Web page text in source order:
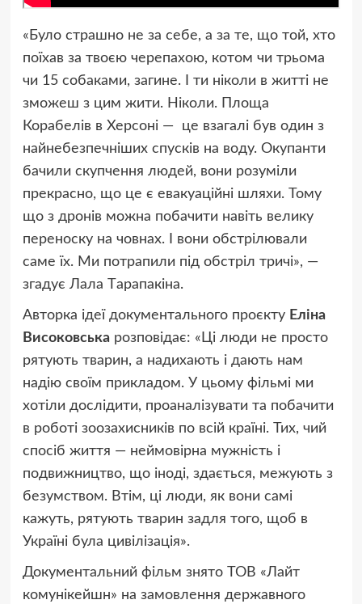
«Було страшно не за себе, а за те, що той, хто
поїхав за твоєю черепахою, котом чи трьома
чи 15 собаками, загине. І ти ніколи в житті не
зможеш з цим жити. Ніколи. Площа
Корабелів в Херсоні — це взагалі був один з
найнебезпечніших спусків на воду. Окупанти
бачили скупчення людей, вони розуміли
прекрасно, що це є евакуаційні шляхи. Тому
що з дронів можна побачити навіть велику
переноску на човнах. І вони обстрілювали
саме їх. Ми потрапили під обстріл тричі», —
згадує Лaлa Тaрaпaкінa.
Авторка ідеї документального проєкту Еліна
Високовськарозповідає: «Ці люди не просто
рятують тварин, а надихають і дають нам
надію своїм прикладом. У цьому фільмі ми
хотіли дослідити, проаналізувати та побачити
в роботі зоозахисників по всій країні. Тих, чий
спосіб життя — неймовірна мужність і
подвижництво, що іноді, здається, межують з
безумством. Втім, ці люди, як вони самі
кажуть, рятують тварин задля того, щоб в
Україні була цивілізація».
Документальний фільм знято ТОВ «Лайт
комунікейшн» на замовлення державного